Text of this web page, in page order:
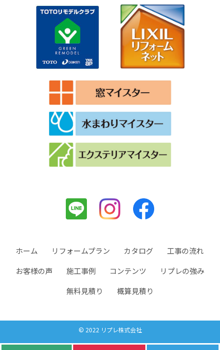
ホーム リフォームプラン カタログ
工事の流れ
お客様の声
施工事例 コンテンツ
リプレの強み
無料見積り
概算見積り
© 2022 リプレ株式会社